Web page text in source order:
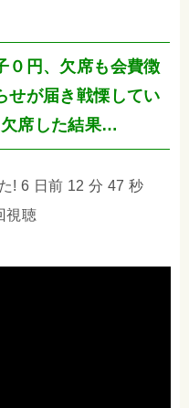
０円、欠席も会費徴
せが届き戦慄してい
席した結果…
! 6 日前 12 分 47 秒
視聴